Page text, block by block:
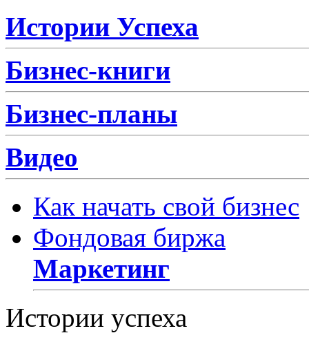
Истории Успеха
Бизнес-книги
Бизнес-планы
Видео
Как начать свой бизнес
Фондовая биржа
Маркетинг
Истории успеха